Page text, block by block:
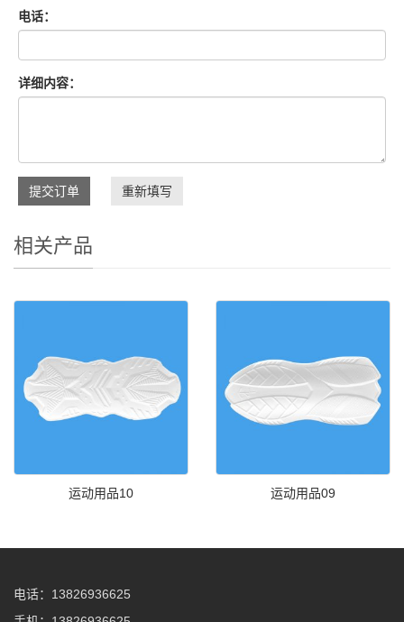
电话：
详细内容：
提交订单 重新填写
相关产品
运动用品10 运动用品09
电话：13826936625